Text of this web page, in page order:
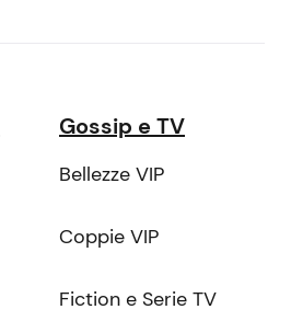
Gossip e TV
Bellezze VIP
Coppie VIP
Fiction e Serie TV